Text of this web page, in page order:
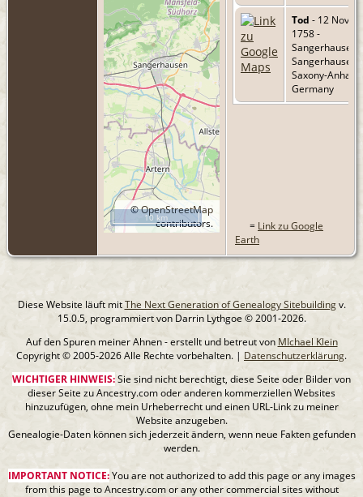
©OpenStreetMap
contributors.
10 km
Tod - 12 Nov
1758 -
Sangerhausen,
Sangerhausen,
Saxony-Anhalt,
Germany
= Link zu Google
Earth
Diese Website läuft mitThe Next Generation of Genealogy Sitebuildingv.
15.0.5, programmiert von Darrin Lythgoe © 2001-2026.
Auf den Spuren meiner Ahnen - erstellt und betreut von MIchael Klein
Copyright © 2005-2026 Alle Rechte vorbehalten. | Datenschutzerklärung.
WICHTIGER HINWEIS:Sie sind nicht berechtigt, diese Seite oder Bilder von
dieser Seite zu Ancestry.com oder anderen kommerziellen Websites
hinzuzufügen, ohne mein Urheberrecht und einen URL-Link zu meiner
Website anzugeben.
Genealogie-Daten können sich jederzeit ändern, wenn neue Fakten gefunden
werden.
IMPORTANT NOTICE:You are not authorized to add this page or any images
from this page to Ancestry.com or any other commercial sites without